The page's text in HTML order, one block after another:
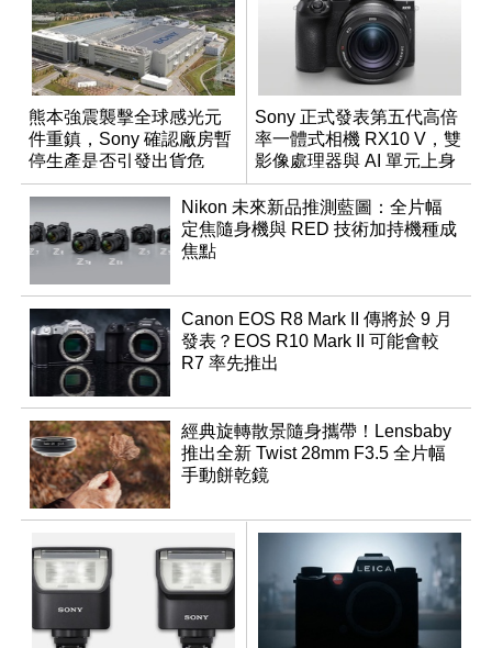
熊本強震襲擊全球感光元
件重鎮，Sony 確認廠房暫
停生產是否引發出貨危
機？
Sony 正式發表第五代高倍
率一體式相機 RX10 V，雙
影像處理器與 AI 單元上身
Nikon 未來新品推測藍圖：全片幅
定焦隨身機與 RED 技術加持機種成
焦點
Canon EOS R8 Mark II 傳將於 9 月
發表？EOS R10 Mark II 可能會較
R7 率先推出
經典旋轉散景隨身攜帶！Lensbaby
推出全新 Twist 28mm F3.5 全片幅
手動餅乾鏡